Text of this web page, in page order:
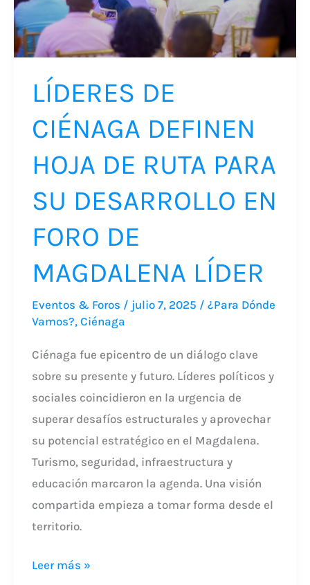
LÍDERES DE
CIÉNAGA DEFINEN
HOJA DE RUTA PARA
SU DESARROLLO EN
FORO DE
MAGDALENA LÍDER
Eventos & Foros / julio 7, 2025 / ¿Para Dónde
Vamos?, Ciénaga
Ciénaga fue epicentro de un diálogo clave
sobre su presente y futuro. Líderes políticos y
sociales coincidieron en la urgencia de
superar desafíos estructurales y aprovechar
su potencial estratégico en el Magdalena.
Turismo, seguridad, infraestructura y
educación marcaron la agenda. Una visión
compartida empieza a tomar forma desde el
territorio.
RUTA
PARA
SU
DE
MAGDALENA
Leer más »